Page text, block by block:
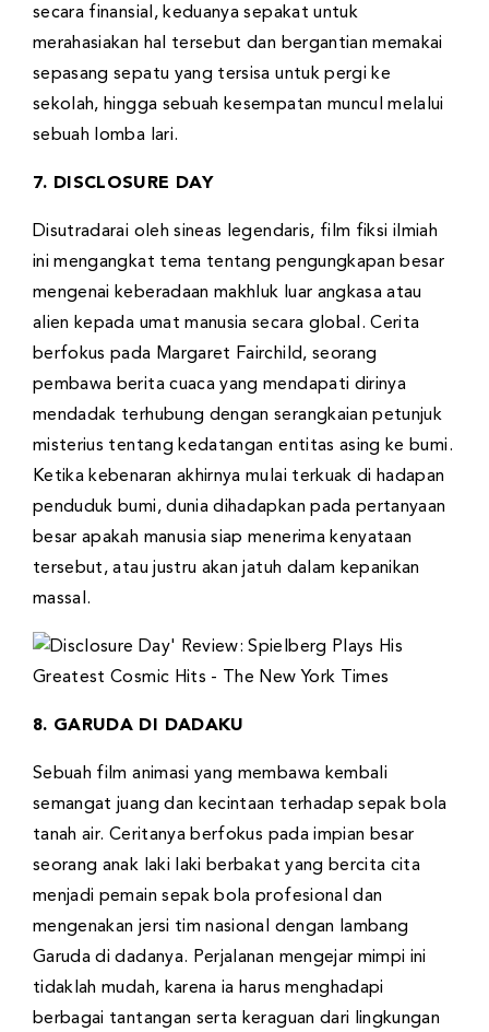
secara finansial, keduanya sepakat untuk
merahasiakan hal tersebut dan bergantian memakai
sepasang sepatu yang tersisa untuk pergi ke
sekolah, hingga sebuah kesempatan muncul melalui
sebuah lomba lari.
7. DISCLOSURE DAY
Disutradarai oleh sineas legendaris, film fiksi ilmiah
ini mengangkat tema tentang pengungkapan besar
mengenai keberadaan makhluk luar angkasa atau
alien kepada umat manusia secara global. Cerita
berfokus pada Margaret Fairchild, seorang
pembawa berita cuaca yang mendapati dirinya
mendadak terhubung dengan serangkaian petunjuk
misterius tentang kedatangan entitas asing ke bumi.
Ketika kebenaran akhirnya mulai terkuak di hadapan
penduduk bumi, dunia dihadapkan pada pertanyaan
besar apakah manusia siap menerima kenyataan
tersebut, atau justru akan jatuh dalam kepanikan
massal.
8. GARUDA DI DADAKU
Sebuah film animasi yang membawa kembali
semangat juang dan kecintaan terhadap sepak bola
tanah air. Ceritanya berfokus pada impian besar
seorang anak laki laki berbakat yang bercita cita
menjadi pemain sepak bola profesional dan
mengenakan jersi tim nasional dengan lambang
Garuda di dadanya. Perjalanan mengejar mimpi ini
tidaklah mudah, karena ia harus menghadapi
berbagai tantangan serta keraguan dari lingkungan